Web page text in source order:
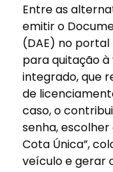
Entre as
emitir o
(DAE) no portal
para quitação
integrado, que
de
caso, o
senha,
Cota Única”,
veículo e gerar